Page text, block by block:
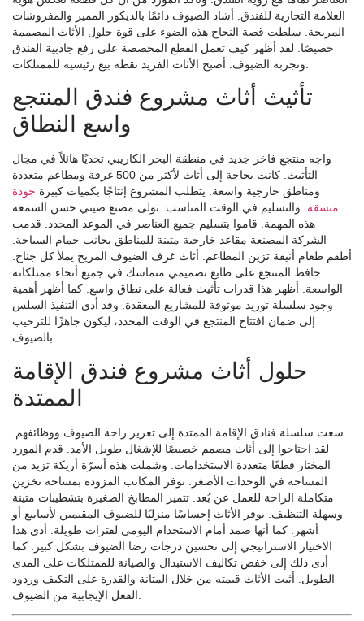
العلامة التجارية للفندق. أشاد الضيوف دائمًا بالديكور المميز والمفروشات
المريحة. سلطت قصة النجاح هذه الضوء على قوة حلول الأثاث المصممة
خصيصًا. لقد أظهر كيف تعمل القطع المخصصة على رفع جاذبية الفندق
تأثيث أثاث مشروع فندق المنتجع
واسع النطاق
واجه منتجع فاخر جديد في منطقة البحر الكاريبي تحديًا هائلاً في مجال
التأثيث. كانت بحاجة إلى أثاث لأكثر من 500 غرفة ومطاعم متعددة
ومناطق خارجية واسعة. يتطلب المشروع إنتاجًا بكميات كبيرة جودة
متسقة
والتسليم في الوقت المناسب. تولى مصنع صيني حسن السمعة
هذه المهمة. قاموا بتسليم جميع العناصر في الموعد المحدد. قدمت
الشركة المصنعة مقاعد خارجية متينة للمناطق بجانب حمام السباحة.
أطقم طعام أنيقة تزين المطاعم. أثاث غرف الضيوف المريح يملأ كل جناح.
حافظ المنتجع على طابع تصميمي متماسك في جميع أنحاء ممتلكاته
الواسعة. أظهر هذا قدرات تأثيث فعالة على نطاق واسع. كما أظهر أهمية
وجود سلسلة توريد موثوقة للمشاريع المعقدة. وقد أدى التنفيذ السلس
إلى ضمان افتتاح المنتجع في الوقت المحدد، ليكون جاهزًا للترحيب
بالضيوف.
حلول أثاث مشروع فندق الإقامة
الممتدة
سعت سلسلة فنادق الإقامة الممتدة إلى تعزيز راحة الضيوف ووظائفهم.
لقد احتاجوا إلى أثاث مصمم خصيصًا للإشغال طويل الأمد. قدم المورد
المختار قطعًا متعددة الاستخدامات. وشملت هذه أسرّة أريكة تزيد من
المساحة في الوحدات الأصغر. توفر المكاتب المزودة بمساحة تخزين
متكاملة الراحة للعمل عن بُعد. تتميز المطابخ الصغيرة بتشطيبات متينة
وسهلة التنظيف. يوفر الأثاث إحساسًا منزليًا للضيوف المقيمين لأسابيع أو
أشهر. كما أنها صمد أمام الاستخدام اليومي لفترات طويلة. أدى هذا
الاختيار الاستراتيجي إلى تحسين درجات رضا الضيوف بشكل كبير. كما
أدى ذلك إلى خفض تكاليف الاستبدال والصيانة للممتلكات على المدى
الطويل. أثبت الأثاث قيمته من خلال المتانة والقدرة على التكيف وردود